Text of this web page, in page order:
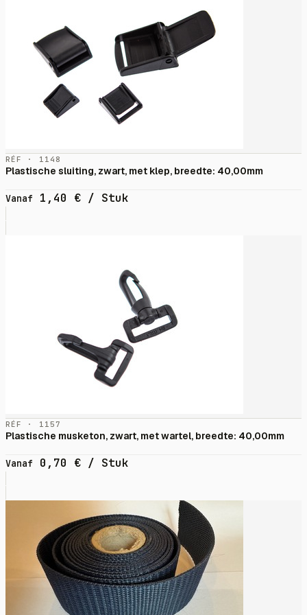
RÉF · 1148
Plastische sluiting, zwart, met klep, breedte: 40,00mm
Vanaf 1,40 € / Stuk
RÉF · 1157
Plastische musketon, zwart, met wartel, breedte: 40,00mm
Vanaf 0,70 € / Stuk